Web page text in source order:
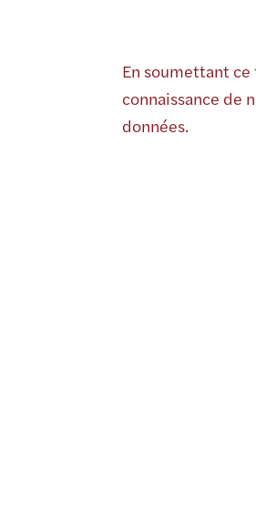
En soumettant
connaissance de
données.